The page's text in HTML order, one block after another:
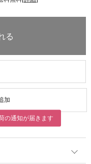
加
の通知が届きます